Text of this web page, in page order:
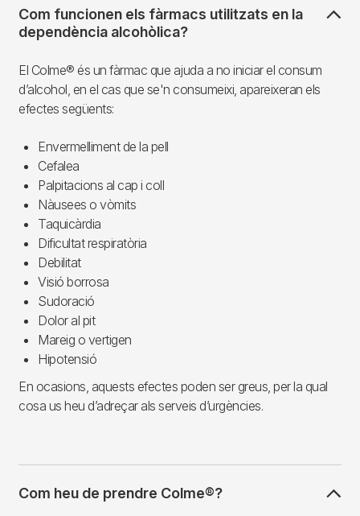
Com funcionen els fàrmacs utilitzats en la
dependència alcohòlica?
El Colme® és un fàrmac que ajuda a no iniciar el consum
d’alcohol, en el cas que se'n consumeixi, apareixeran els
efectes següents:
Envermelliment de la pell
Cefalea
Palpitacions al cap i coll
Nàusees o vòmits
Taquicàrdia
Dificultat respiratòria
Debilitat
Visió borrosa
Sudoració
Dolor al pit
Mareig o vertigen
Hipotensió
En ocasions, aquests efectes poden ser greus, per la qual
cosa us heu d’adreçar als serveis d’urgències.
Com heu de prendre Colme®?